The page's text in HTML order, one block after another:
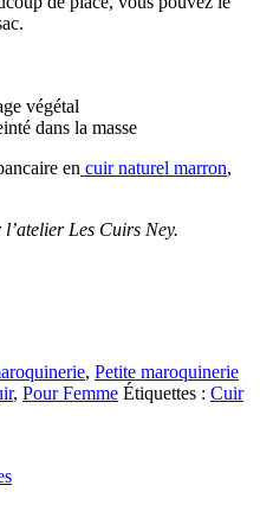
végétal
dans la masse
en cuir naturel marron,
Les Cuirs Ney.
, Petite maroquinerie
, Pour Femme Étiquettes : Cuir